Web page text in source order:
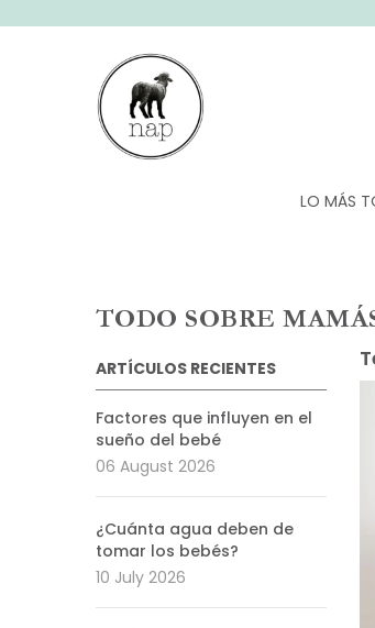
LO MÁS
TODO SOBRE
ARTÍCULOS RECIENTES
Factores que influyen en el
sueño del bebé
06 August 2026
¿Cuánta agua deben de
tomar los bebés?
10 July 2026